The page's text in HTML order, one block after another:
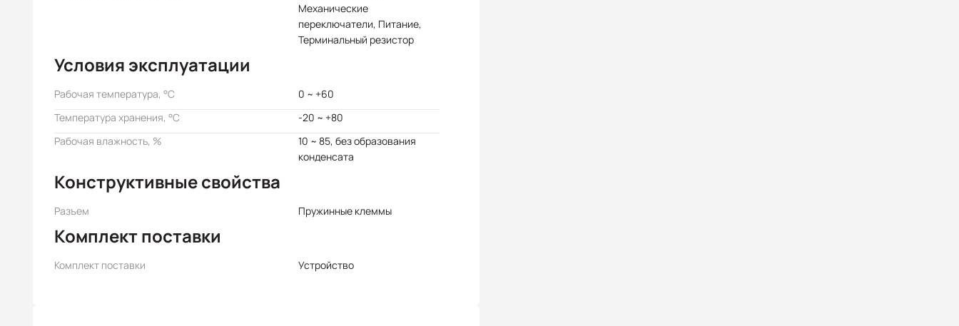
Механические
переключатели, Питание,
Терминальный резистор
Условия эксплуатации
Рабочая температура, °C
0 ~ +60
Температура хранения, °C
-20 ~ +80
Рабочая влажность, %
10 ~ 85, без образования
конденсата
Конструктивные свойства
Разъем Пружинные клеммы
Комплект поставки
Комплект поставки Устройство